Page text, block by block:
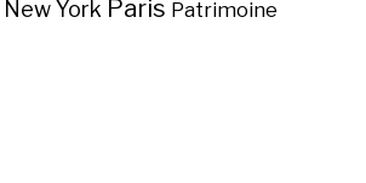
New York Paris Patrimoine